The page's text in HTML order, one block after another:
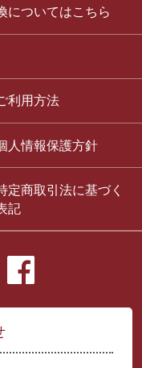
についてはこちら
利用方法
人情報保護方針
定商取引法に基づく
記